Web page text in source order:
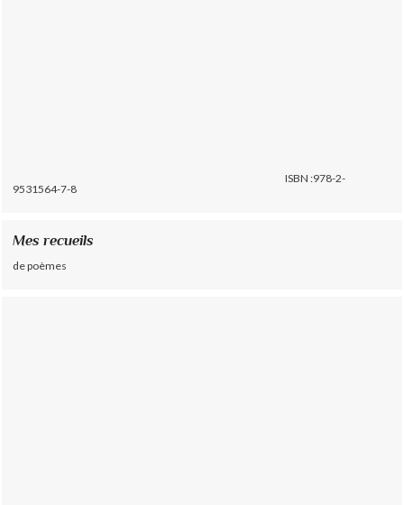
ISBN :978-2-
9531564-7-8
Mes recueils
de poèmes